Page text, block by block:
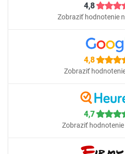
4,8
Zobraziť hodnotenie
4,8
Zobraziť
4,7
Zobraziť hodnotenie